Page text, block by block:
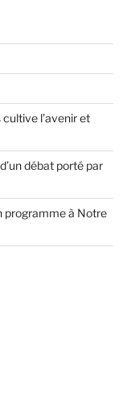
cultive l’avenir et
débat porté par
programme à Notre